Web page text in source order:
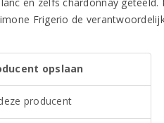
Frigerio de
opslaan
producent